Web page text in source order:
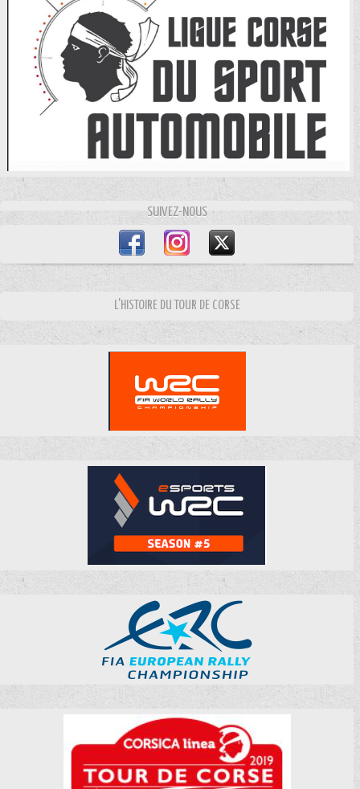
SUIVEZ-NOUS
L'HISTOIRE DU TOUR DE CORSE